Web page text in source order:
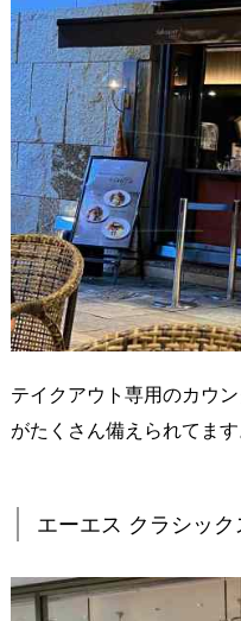
テイクアウト専用のカウ
がたくさん備えられてます
エーエス クラシッ